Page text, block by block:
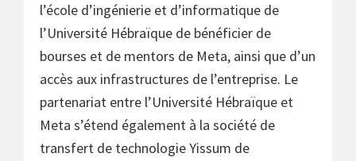
l’école d’ingénierie et d’informatique de
l’Université Hébraïque de bénéficier de
bourses et de mentors de Meta, ainsi que d’un
accès aux infrastructures de l’entreprise. Le
partenariat entre l’Université Hébraïque et
Meta s’étend également à la société de
transfert de technologie Yissum de